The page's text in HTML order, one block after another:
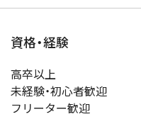
資格・経験
高卒以上
未経験・初心者歓迎
フリーター歓迎